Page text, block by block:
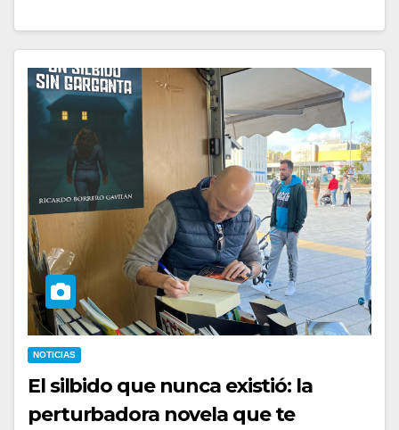
NOTICIAS
El silbido que nunca existió: la
perturbadora novela que te